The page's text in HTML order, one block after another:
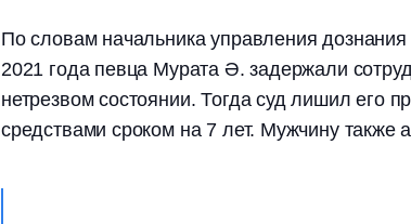
По словам начальника управления
2021 года певца Мурата Ә. задержали
нетрезвом состоянии. Тогда суд лишил его
средствами сроком на 7 лет. Мужчину также